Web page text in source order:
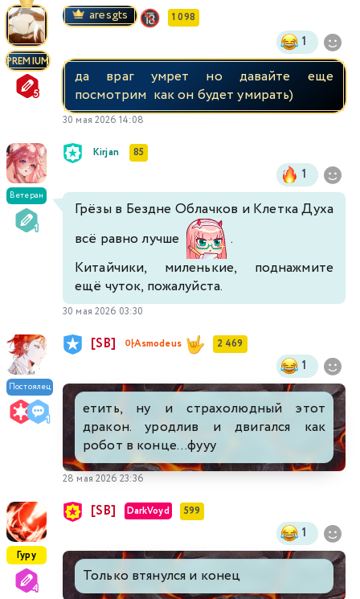
PREMIUM
aresgts 1 098
1
да враг умрет но давайте еще
посмотрим как он будет умирать)
30 мая 2026 14:08
Ветеран
Kirjan 85
1
Грёзы в Бездне Облачков и Клетка Духа
всё равно лучше
.
Китайчики, миленькие, поднажмите
ещё чуток, пожалуйста.
30 мая 2026 03:30
Постоялец
[SB] 아Asmodeus 2 469
1
етить, ну и страхолюдный этот
дракон. уродлив и двигался как
робот в конце...фууу
28 мая 2026 23:36
Гуру
[SB] DarkVoyd 599
1
Только втянулся и конец